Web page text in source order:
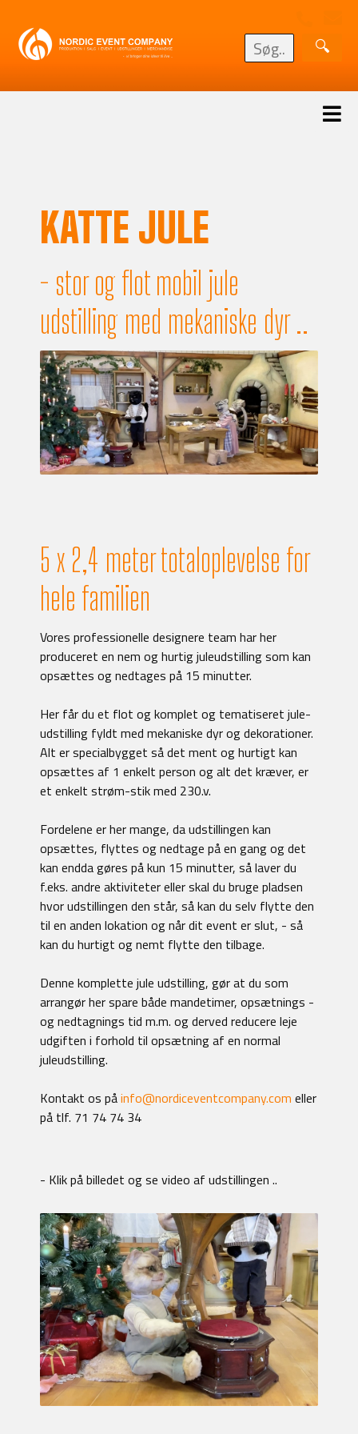
KATTE JULE
- stor og flot mobil jule
udstilling med mekaniske dyr ..
5 x 2,4 meter totaloplevelse for
hele familien
Vores professionelle designere team har her
produceret en nem og hurtig juleudstilling som kan
opsættes og nedtages på 15 minutter.
Her får du et flot og komplet og tematiseret jule-
udstilling fyldt med mekaniske dyr og dekorationer.
Alt er specialbygget så det ment og hurtigt kan
opsættes af 1 enkelt person og alt det kræver, er
et enkelt strøm-stik med 230.v.
Fordelene er her mange, da udstillingen kan
opsættes, flyttes og nedtage på en gang og det
kan endda gøres på kun 15 minutter, så laver du
f.eks. andre aktiviteter eller skal du bruge pladsen
hvor udstillingen den står, så kan du selv flytte den
til en anden lokation og når dit event er slut, - så
kan du hurtigt og nemt flytte den tilbage.
Denne komplette jule udstilling, gør at du som
arrangør her spare både mandetimer, opsætnings -
og nedtagnings tid m.m. og derved reducere leje
udgiften i forhold til opsætning af en normal
juleudstilling.
Kontakt os påinfo@nordiceventcompany.com eller
på tlf. 71 74 74 34
- Klik på billedet og se video af udstillingen ..